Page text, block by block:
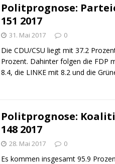
Politprognose:
151 2017
31. Mai 2017 0
Die CDU/CSU liegt mit 37.2
Prozent. Dahinter folgen die FDP
8.4, die LINKE mit 8.2 und die
Politprognose:
148 2017
28. Mai 2017 0
Es kommen insgesamt 95.9